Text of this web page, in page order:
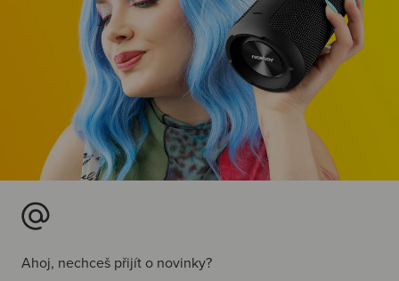
Ahoj, nechceš přijít o novinky?